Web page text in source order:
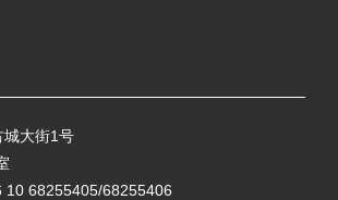
城大街1号
10 68255405/68255406